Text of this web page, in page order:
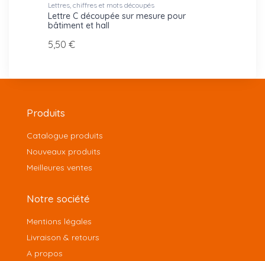
Lettres, chiffres et mots découpés
Lettre C découpée sur mesure pour
bâtiment et hall
5,50 €
Produits
Catalogue produits
Nouveaux produits
Meilleures ventes
Notre société
Mentions légales
Livraison & retours
A propos